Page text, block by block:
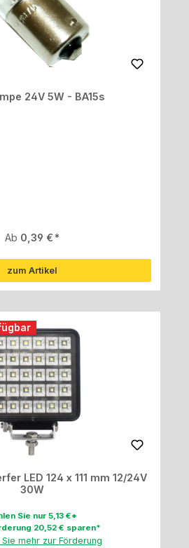
24V 5W - BA15s
Regulärer Preis:
Ab 0,39 €
zum Artikel
LED 124 x 111 mm 12/24V
30W
Sie nur 5,13 €*
20,52 € sparen*
mehr zur Förderung